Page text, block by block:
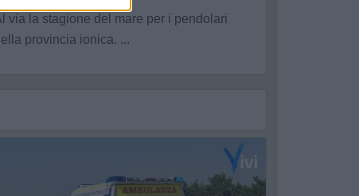
via la stagione del mare per i pendolari
provincia ionica. ...